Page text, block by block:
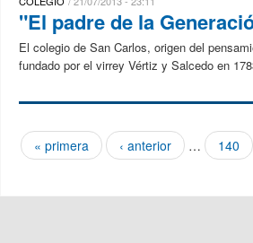
"El padre de la
El colegio de San Carlos, origen del
fundado por el virrey Vértiz y Salcedo en
Páginas
« primera ‹ anterior … 140